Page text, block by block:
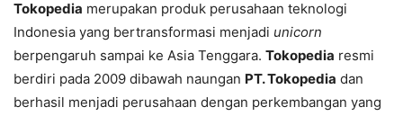
Tokopedia merupakan produk perusahaan teknologi
Indonesia yang bertransformasi menjadi unicorn
berpengaruh sampai ke Asia Tenggara. Tokopedia resmi
berdiri pada 2009 dibawah naungan PT. Tokopedia dan
berhasil menjadi perusahaan dengan perkembangan yang